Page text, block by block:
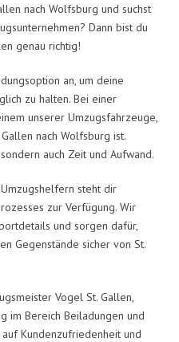
nach Wolfsburg und suchst
Dann bist du
genau richtig!
an, um deine
zu halten. Bei einer
unserer Umzugsfahrzeuge,
nach Wolfsburg ist.
auch Zeit und Aufwand.
steht dir
zur Verfügung. Wir
und sorgen dafür,
Gegenstände sicher von St.
Vogel St. Gallen,
im Bereich Beiladungen und
Kundenzufriedenheit und